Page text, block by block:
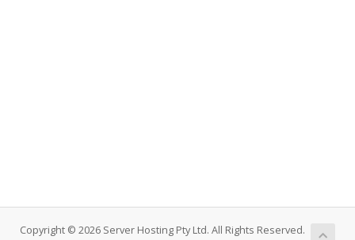
Copyright © 2026 Server Hosting Pty Ltd. All Rights Reserved.